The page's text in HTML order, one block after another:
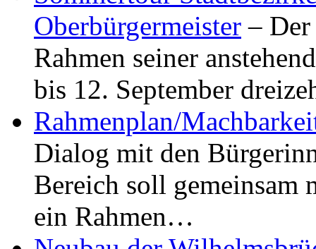
Oberbürgermeister –
Rahmen seiner
bis 12. September
Rahmenplan/
Dialog mit den
Bereich soll gemeinsam
ein Rahmen…